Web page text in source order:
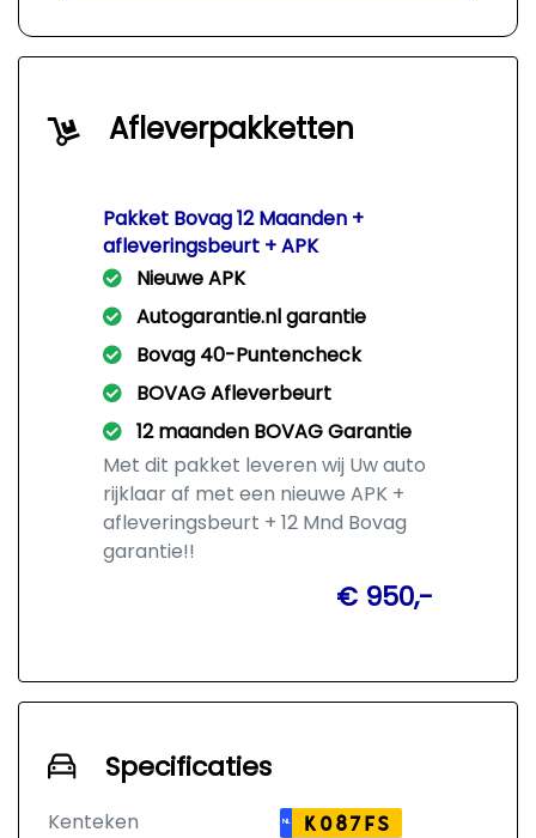
Afleverpakketten
Pakket Bovag 12 Maanden +
afleveringsbeurt + APK
Nieuwe APK
Autogarantie.nl garantie
Bovag 40-Puntencheck
BOVAG Afleverbeurt
12 maanden BOVAG Garantie
Met dit pakket leveren wij Uw auto
rijklaar af met een nieuwe APK +
afleveringsbeurt + 12 Mnd Bovag
garantie!!
€ 950,-
Specificaties
Kenteken NL K087FS